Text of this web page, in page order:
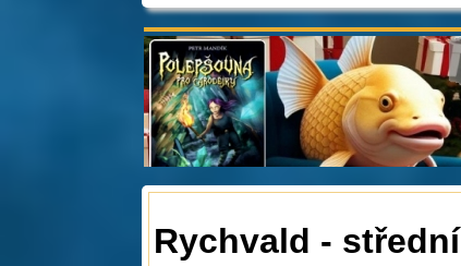
Rychvald -